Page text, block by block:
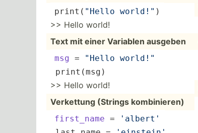
print (­ "­Hello world!­" )
>> Hello world!
Text mit einer Variablen ausgeben
msg =
"­Hello world!­"
print(msg)
>> Hello world!
Verkettung (Strings kombin­ieren)
first_name =
'albert'